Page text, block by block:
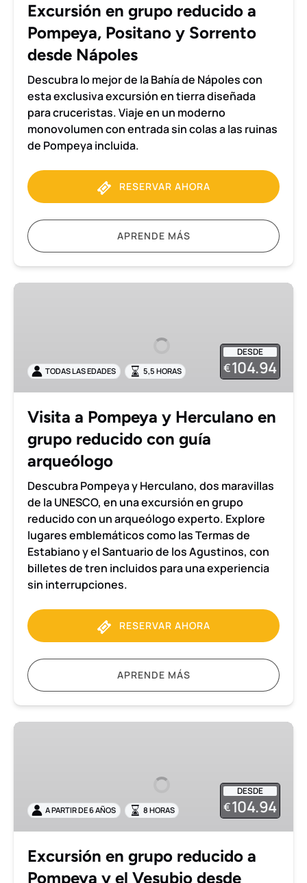
Sorrento
desde
Nápoles
Excursión en grupo reducido a
Pompeya, Positano y Sorrento
desde Nápoles
Descubra lo mejor de la Bahía de Nápoles con
esta exclusiva excursión en tierra diseñada
para cruceristas. Viaje en un moderno
monovolumen con entrada sin colas a las ruinas
de Pompeya incluida.
RESERVAR AHORA
APRENDE MÁS
Visita
grupo
con
guía
arqueólogo
DESDE
€104.94
TODAS LAS EDADES 5,5 HORAS
Visita a Pompeya y Herculano en
grupo reducido con guía
arqueólogo
Descubra Pompeya y Herculano, dos maravillas
de la UNESCO, en una excursión en grupo
reducido con un arqueólogo experto. Explore
lugares emblemáticos como las Termas de
Estabiano y el Santuario de los Agustinos, con
billetes de tren incluidos para una experiencia
sin interrupciones.
RESERVAR AHORA
APRENDE MÁS
Excursión
Pompeya
y
Vesubio
desde
DESDE
€104.94
A PARTIR DE 6 AÑOS 8 HORAS
Excursión en grupo reducido a
Pompeya y el Vesubio desde